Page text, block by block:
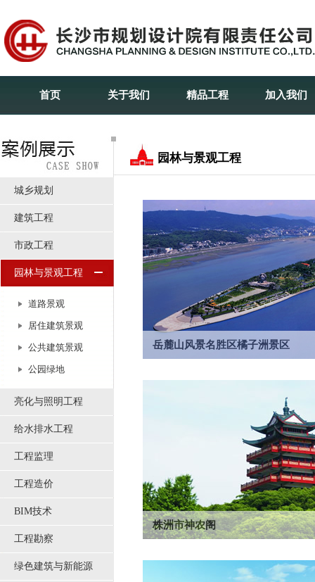
首页 关于我们 精品工程 加入我们
城乡规划
建筑工程
市政工程
园林与景观工程
道路景观
居住建筑景观
公共建筑景观
公园绿地
亮化与照明工程
给水排水工程
工程监理
工程造价
BIM技术
工程勘察
绿色建筑与新能源
园林与景观工程
岳麓山风景名胜区橘子洲景区
题，景区内毛泽东青年艺术雕像是景区的...
株洲市神农阁
秀工程设计一等奖。神龙阁位于株洲...